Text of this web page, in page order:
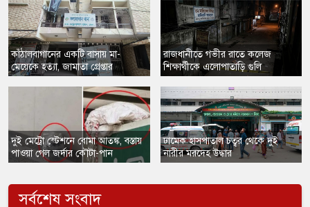
কাঁঠালবাগানের একটি বাসায় মা-
মেয়েকে হত্যা, জামাতা গ্রেপ্তার
দুই মেট্রো স্টেশনে বোমা আতঙ্ক, বস্তায়
পাওয়া গেল জর্দার কৌটা-পান
রাজধানীতে গভীর রাতে কলেজ
শিক্ষার্থীকে এলোপাতাড়ি গুলি
ঢামেক হাসপাতাল চত্বর থেকে দুই
নারীর মরদেহ উদ্ধার
সর্বশেষ সংবাদ